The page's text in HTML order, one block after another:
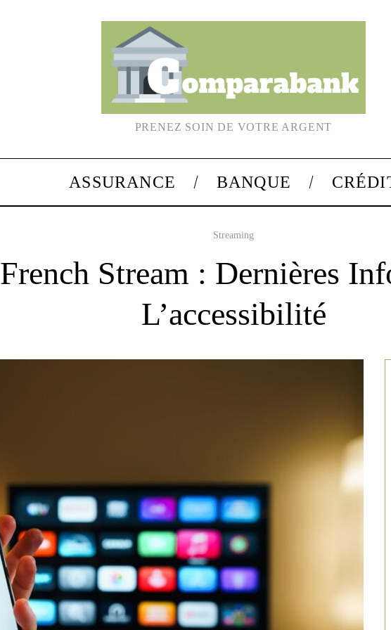
PRENEZ SOIN DE VOTRE ARGENT
ASSURANCE BANQUE
Streaming
French Stream : Dernières
L’accessibilité